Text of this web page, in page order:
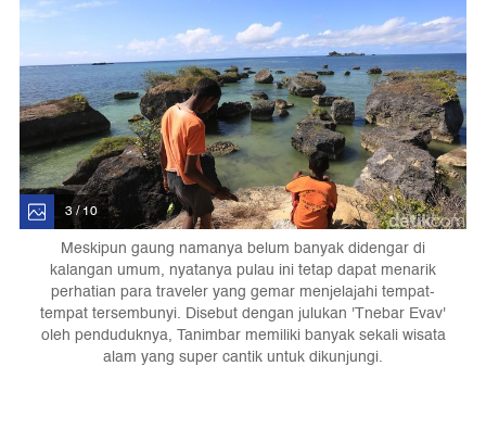
3 / 10
Meskipun gaung namanya belum banyak didengar di
kalangan umum, nyatanya pulau ini tetap dapat menarik
perhatian para traveler yang gemar menjelajahi tempat-
tempat tersembunyi. Disebut dengan julukan 'Tnebar Evav'
oleh penduduknya, Tanimbar memiliki banyak sekali wisata
alam yang super cantik untuk dikunjungi.